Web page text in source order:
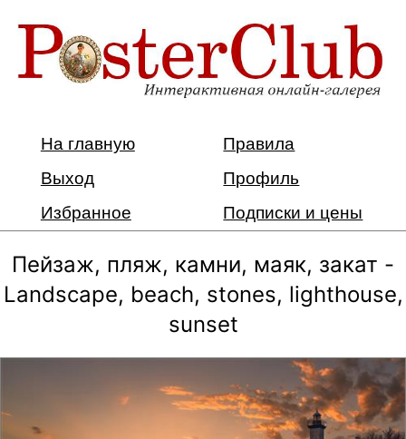
На главную
Правила
Выход
Профиль
Избранное
Подписки и цены
Пейзаж, пляж, камни, маяк, закат -
Landscape, beach, stones, lighthouse,
sunset